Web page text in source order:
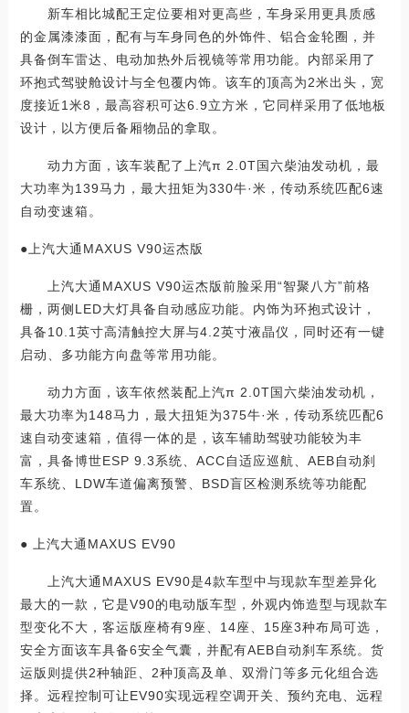
新车相比城配王定位要相对更高些，车身采用更具质感
的金属漆漆面，配有与车身同色的外饰件、铝合金轮圈，并
具备倒车雷达、电动加热外后视镜等常用功能。内部采用了
环抱式驾驶舱设计与全包覆内饰。该车的顶高为2米出头，宽
度接近1米8，最高容积可达6.9立方米，它同样采用了低地板
设计，以方便后备厢物品的拿取。
动力方面，该车装配了上汽π 2.0T国六柴油发动机，最
大功率为139马力，最大扭矩为330牛·米，传动系统匹配6速
自动变速箱。
●上汽大通MAXUS V90运杰版
上汽大通MAXUS V90运杰版前脸采用“智聚八方”前格
栅，两侧LED大灯具备自动感应功能。内饰为环抱式设计，
具备10.1英寸高清触控大屏与4.2英寸液晶仪，同时还有一键
启动、多功能方向盘等常用功能。
动力方面，该车依然装配上汽π 2.0T国六柴油发动机，
最大功率为148马力，最大扭矩为375牛·米，传动系统匹配6
速自动变速箱，值得一体的是，该车辅助驾驶功能较为丰
富，具备博世ESP 9.3系统、ACC自适应巡航、AEB自动刹
车系统、LDW车道偏离预警、BSD盲区检测系统等功能配
置。
● 上汽大通MAXUS EV90
上汽大通MAXUS EV90是4款车型中与现款车型差异化
最大的一款，它是V90的电动版车型，外观内饰造型与现款车
型变化不大，客运版座椅有9座、14座、15座3种布局可选，
安全方面该车具备6安全气囊，并配有AEB自动刹车系统。货
运版则提供2种轴距、2种顶高及单、双滑门等多元化组合选
择。远程控制可让EV90实现远程空调开关、预约充电、远程